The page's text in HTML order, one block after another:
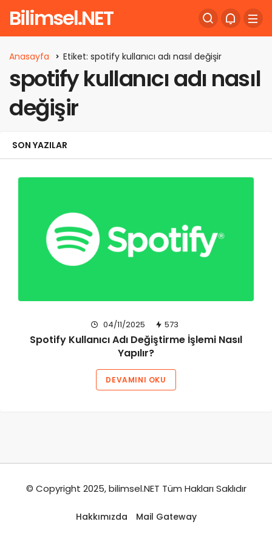
Bilimsel.NET
Anasayfa Etiket: spotify kullanıcı adı nasıl değişir
spotify kullanıcı adı nasıl
değişir
SON YAZILAR
04/11/2025 573
Spotify Kullanıcı Adı Değiştirme İşlemi Nasıl
Yapılır?
DEVAMINI OKU
© Copyright 2025, bilimsel.NET Tüm Hakları Saklıdır
Hakkımızda Mail Gateway